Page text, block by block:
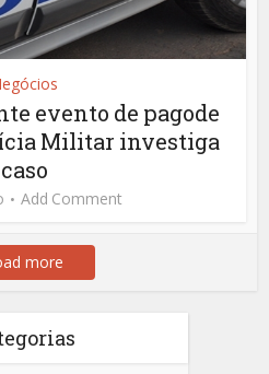
evento de pagode
Militar investiga
caso
Add Comment
more